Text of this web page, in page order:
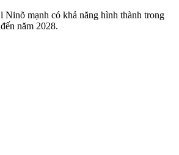
mạnh có khả năng hình thành trong
năm 2028.